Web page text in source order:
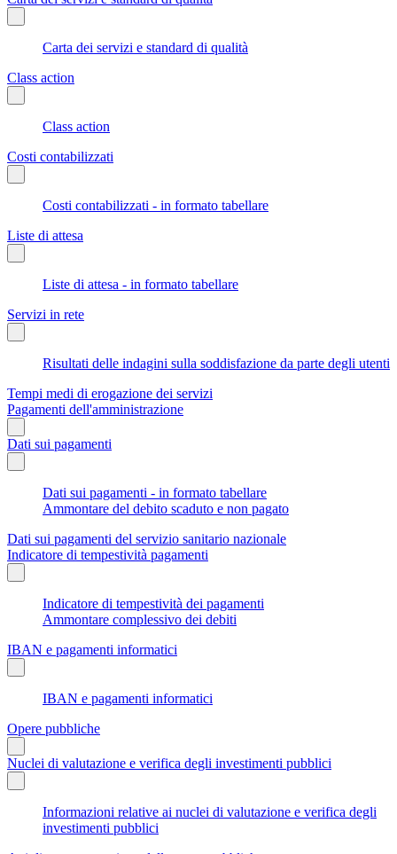
Carta dei servizi e standard di qualità
Class action
Class action
Costi contabilizzati
Costi contabilizzati - in formato tabellare
Liste di attesa
Liste di attesa - in formato tabellare
Servizi in rete
Risultati delle indagini sulla soddisfazione da parte degli utenti
Tempi medi di erogazione dei servizi
Pagamenti dell'amministrazione
Dati sui pagamenti
Dati sui pagamenti - in formato tabellare
Ammontare del debito scaduto e non pagato
Dati sui pagamenti del servizio sanitario nazionale
Indicatore di tempestività pagamenti
Indicatore di tempestività dei pagamenti
Ammontare complessivo dei debiti
IBAN e pagamenti informatici
IBAN e pagamenti informatici
Opere pubbliche
Nuclei di valutazione e verifica degli investimenti pubblici
Informazioni relative ai nuclei di valutazione e verifica degli
investimenti pubblici